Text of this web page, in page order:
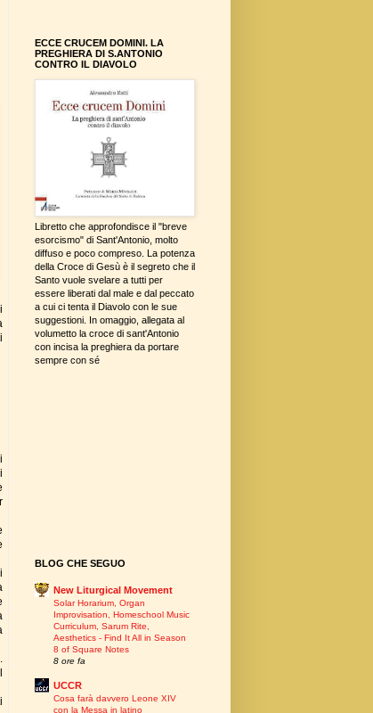
ECCE CRUCEM DOMINI. LA
PREGHIERA DI S.ANTONIO
CONTRO IL DIAVOLO
Libretto che approfondisce il "breve
esorcismo" di Sant'Antonio, molto
diffuso e poco compreso. La potenza
della Croce di Gesù è il segreto che il
Santo vuole svelare a tutti per
essere liberati dal male e dal peccato
a cui ci tenta il Diavolo con le sue
suggestioni. In omaggio, allegata al
volumetto la croce di sant'Antonio
con incisa la preghiera da portare
sempre con sé
BLOG CHE SEGUO
New Liturgical Movement
Solar Horarium, Organ
Improvisation, Homeschool Music
Curriculum, Sarum Rite,
Aesthetics - Find It All in Season
8 of Square Notes
8 ore fa
UCCR
Cosa farà davvero Leone XIV
con la Messa in latino